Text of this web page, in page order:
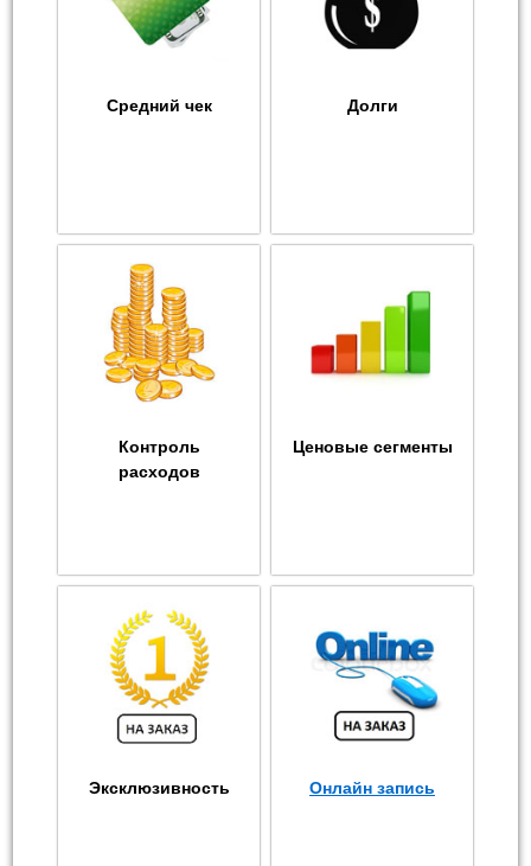
Средний чек Долги
Контроль
расходов
Ценовые сегменты
Эксклюзивность Онлайн запись